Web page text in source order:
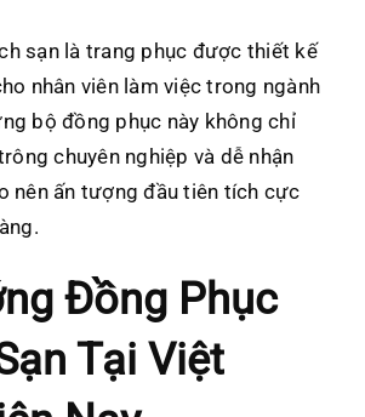
sạn là trang phục được thiết kế
nhân viên làm việc trong ngành
bộ đồng phục này không chỉ
chuyên nghiệp và dễ nhận
nên ấn tượng đầu tiên tích cực
Đồng Phục
Tại Việt